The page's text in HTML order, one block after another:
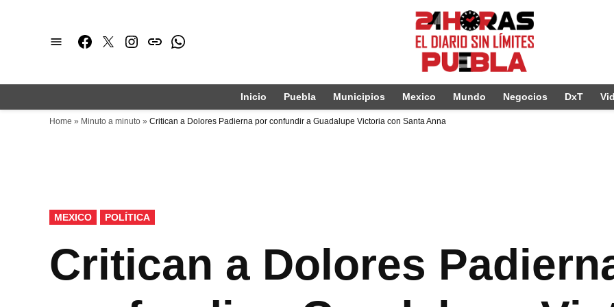
Facebook
TwitterInstagram
issuuWhatsapp
Inicio Puebla Municipios Mexico Mundo Negocios DxT
Home » Minuto a minuto » Critican a Dolores Padierna por confundir a Guadalupe Victoria con Santa Anna
PUBLICADO
EN
MEXICO POLÍTICA
Critican a Dolores